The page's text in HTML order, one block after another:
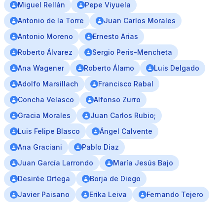
Miguel Rellán
Pepe Viyuela
Antonio de la Torre
Juan Carlos Morales
Antonio Moreno
Ernesto Arias
Roberto Álvarez
Sergio Peris-Mencheta
Ana Wagener
Roberto Álamo
Luis Delgado
Adolfo Marsillach
Francisco Rabal
Concha Velasco
Alfonso Zurro
Gracia Morales
Juan Carlos Rubio;
Luis Felipe Blasco
Ángel Calvente
Ana Graciani
Pablo Diaz
Juan García Larrondo
María Jesús Bajo
Desirée Ortega
Borja de Diego
Javier Paisano
Erika Leiva Fernando Tejero